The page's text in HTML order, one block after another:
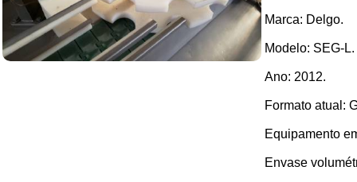
Marca: Delgo.
Modelo: SEG-L.
Ano: 2012.
Formato atual:
Equipamento
Envase